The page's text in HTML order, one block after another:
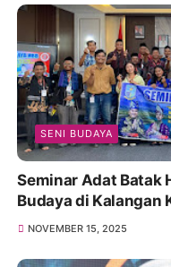
SENI BUDAYA
Seminar Adat Batak
Budaya di Kalangan
NOVEMBER 15, 2025